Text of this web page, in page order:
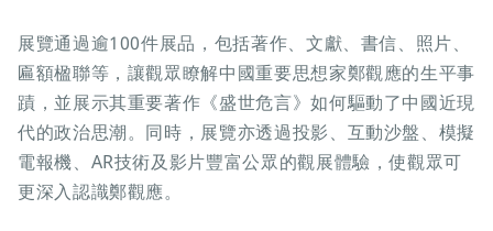
展覽通過逾100件展品，包括著作、文獻、書信、照片、
匾額楹聯等，讓觀眾瞭解中國重要思想家鄭觀應的生平事
蹟，並展示其重要著作《盛世危言》如何驅動了中國近現
代的政治思潮。同時，展覽亦透過投影、互動沙盤、模擬
電報機、AR技術及影片豐富公眾的觀展體驗，使觀眾可
更深入認識鄭觀應。